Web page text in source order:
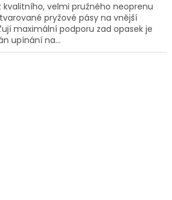
kvalitního, velmi pružného neoprenu
pryžové pásy na vnější
maximální podporu zad opasek je
upínání na...